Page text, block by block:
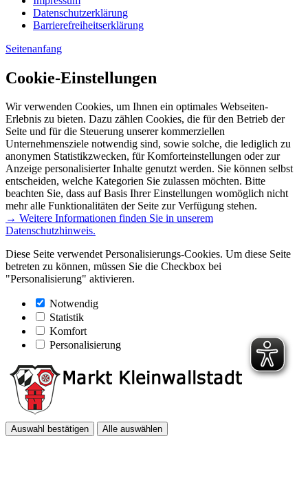
Datenschutzerklärung
Barrierefreiheitserklärung
Seitenanfang
Cookie-Einstellungen
Wir verwenden Cookies, um Ihnen ein optimales Webseiten-
Erlebnis zu bieten. Dazu zählen Cookies, die für den Betrieb der
Seite und für die Steuerung unserer kommerziellen
Unternehmensziele notwendig sind, sowie solche, die lediglich zu
anonymen Statistikzwecken, für Komforteinstellungen oder zur
Anzeige personalisierter Inhalte genutzt werden. Sie können selbst
entscheiden, welche Kategorien Sie zulassen möchten. Bitte
beachten Sie, dass auf Basis Ihrer Einstellungen womöglich nicht
mehr alle Funktionalitäten der Seite zur Verfügung stehen.
→ Weitere Informationen finden Sie in unserem
Datenschutzhinweis.
Diese Seite verwendet Personalisierungs-Cookies. Um diese Seite
betreten zu können, müssen Sie die Checkbox bei
"Personalisierung" aktivieren.
Notwendig
Statistik
Komfort
Personalisierung
Auswahl bestätigen Alle auswählen